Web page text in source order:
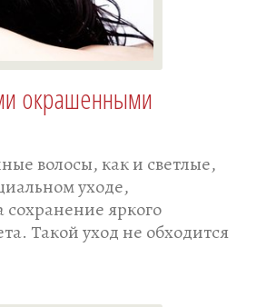
окрашенными
волосы, как и светлые,
уходе,
яркого
Такой уход не обходится